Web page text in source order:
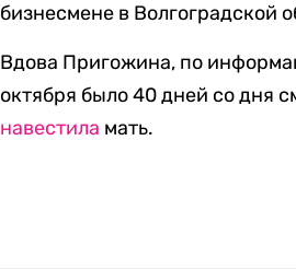
бизнесмене в Волгоградской
Вдова Пригожина, по
октября было 40 дней со дня
навестила мать.